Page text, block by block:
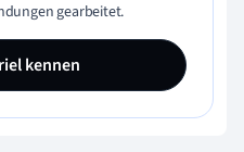
gearbeitet.
kennen